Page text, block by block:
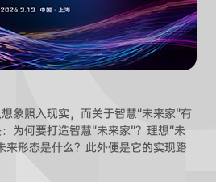
象照入现实，而关于智慧“未来家”有
为何要打造智慧“未来家”？理想“未
来形态是什么？此外便是它的实现路